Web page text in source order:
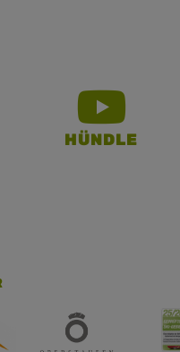
HÜNDLE